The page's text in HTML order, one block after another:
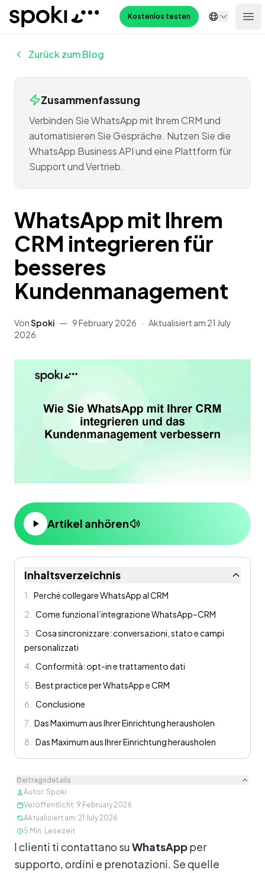
Spoki Kostenlos testen
Zurück zum Blog
Zusammenfassung
Verbinden Sie WhatsApp mit Ihrem CRM und
automatisieren Sie Gespräche. Nutzen Sie die
WhatsApp Business API und eine Plattform für
Support und Vertrieb.
WhatsApp mit Ihrem
CRM integrieren für
besseres
Kundenmanagement
VonSpoki — 9 February 2026 · Aktualisiert am 21 July
2026
Artikel anhören
Inhaltsverzeichnis
1
Perché collegare WhatsApp al CRM
2
Come funziona l’integrazione WhatsApp–CRM
3
Cosa sincronizzare: conversazioni, stato e campi
personalizzati
4
Conformità: opt-in e trattamento dati
5
Best practice per WhatsApp e CRM
6
Conclusione
7 Das Maximum aus Ihrer Einrichtung herausholen
8
Das Maximum aus Ihrer Einrichtung herausholen
Beitragsdetails
Autor: Spoki
Veröffentlicht: 9 February 2026
Aktualisiert am: 21 July 2026
5 Min. Lesezeit
Inhalt
I clienti ti contattano suWhatsAppper
supporto, ordini e prenotazioni. Se quelle